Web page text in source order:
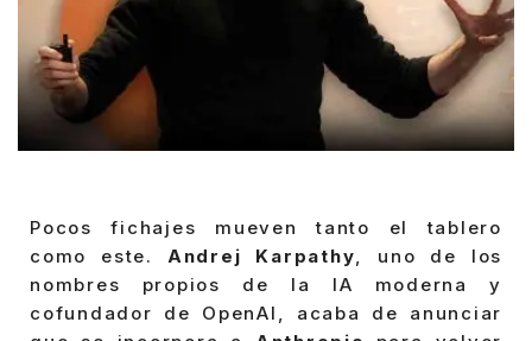
Pocos fichajes mueven tanto el tablero
como este. Andrej Karpathy, uno de los
nombres propios de la IA moderna y
cofundador de OpenAI, acaba de anunciar